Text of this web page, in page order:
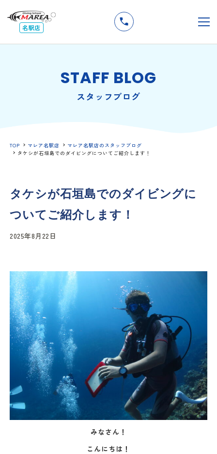
名駅店
STAFF BLOG
スタッフブログ
TOP マレア名駅店
マレア名駅店のスタッフブログ
タケシが石垣島でのダイビングについてご紹介します！
タケシが石垣島でのダイビングに
ついてご紹介します！
2025年8月22日
みなさん！
こんにちは！